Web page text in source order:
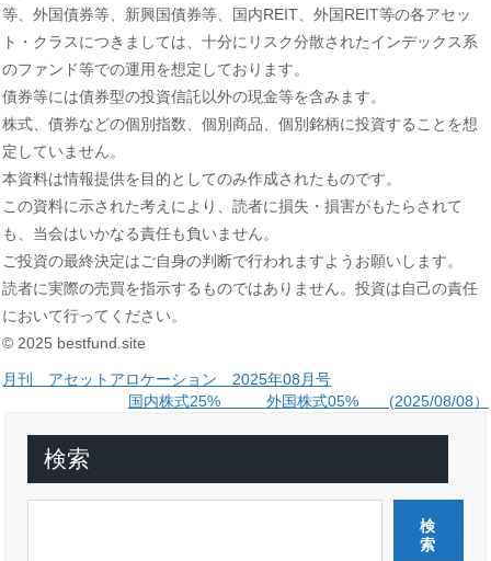
等、外国債券等、新興国債券等、国内REIT、外国REIT等の各アセッ
ト・クラスにつきましては、十分にリスク分散されたインデックス系
のファンド等での運用を想定しております。
債券等には債券型の投資信託以外の現金等を含みます。
株式、債券などの個別指数、個別商品、個別銘柄に投資することを想
定していません。
本資料は情報提供を目的としてのみ作成されたものです。
この資料に示された考えにより、読者に損失・損害がもたらされて
も、当会はいかなる責任も負いません。
ご投資の最終決定はご自身の判断で行われますようお願いします。
読者に実際の売買を指示するものではありません。投資は自己の責任
において行ってください。
© 2025 bestfund.site
投
ビ
月刊 アセットアロケーション 2025年08月号
国内株式25% 外国株式05% (2025/08/08）
検索
検
索